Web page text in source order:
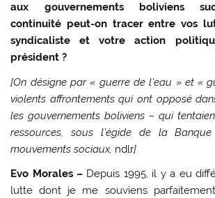
aux gouvernements boliviens
continuité peut-on tracer entre vos
syndicaliste et votre action
président ?
[On désigne par « guerre de l’eau » et «
violents affrontements qui ont opposé
les gouvernements boliviens – qui
ressources, sous l’égide de la
mouvements sociaux, ndlr]
Evo Morales – Depuis 1995, il y a eu
lutte dont je me souviens